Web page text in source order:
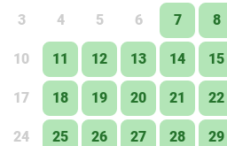
3 4 5 6 7 8
10 11 12 13 14 15
17 18 19 20 21 22
24 25 26 27 28 29